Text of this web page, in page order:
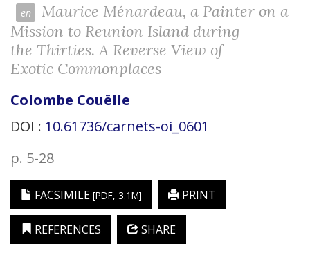
Maurice Ménardeau, a Painter on a
Mission to Reunion Island during
the Thirties. A Reverse View of
Exotic Commonplaces
Colombe Couëlle
DOI : 10.61736/carnets-oi_0601
p. 5-28
FACSIMILE [PDF, 3.1M] PRINT
REFERENCES SHARE